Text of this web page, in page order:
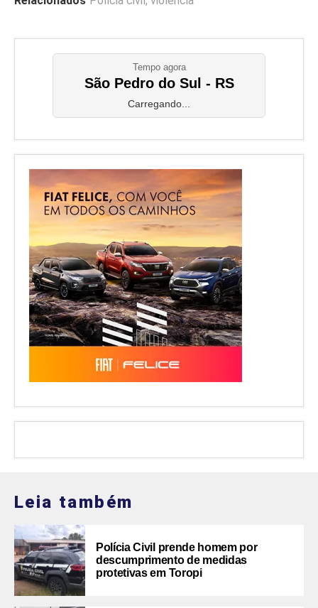
Tempo agora
São Pedro do Sul - RS
Carregando...
Leia também
Polícia Civil prende homem por
descumprimento de medidas
protetivas em Toropi